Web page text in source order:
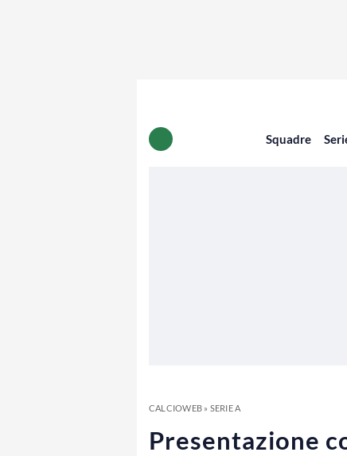
Squadre
CALCIOWEB» SERIE A
Presentazione